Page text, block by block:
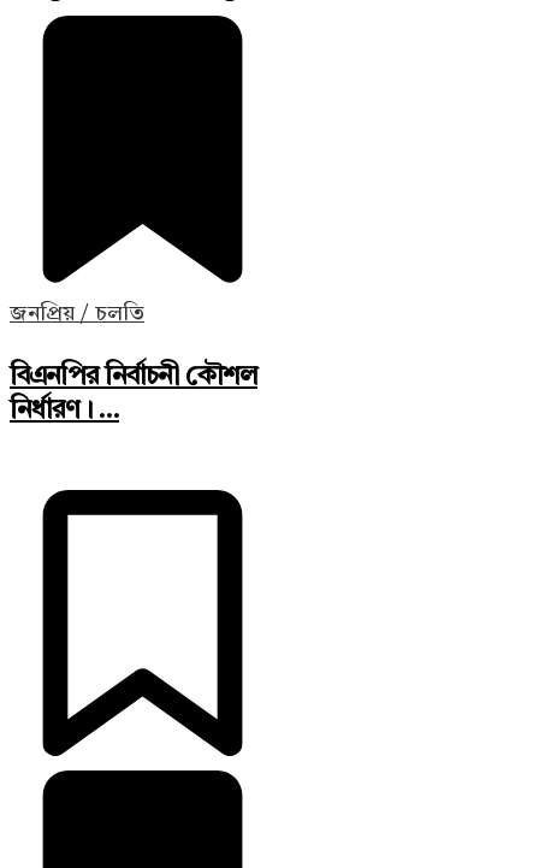
জনপ্রিয় / চলতি
বিএনপির নির্বাচনী কৌশল
নির্ধারণ। ...